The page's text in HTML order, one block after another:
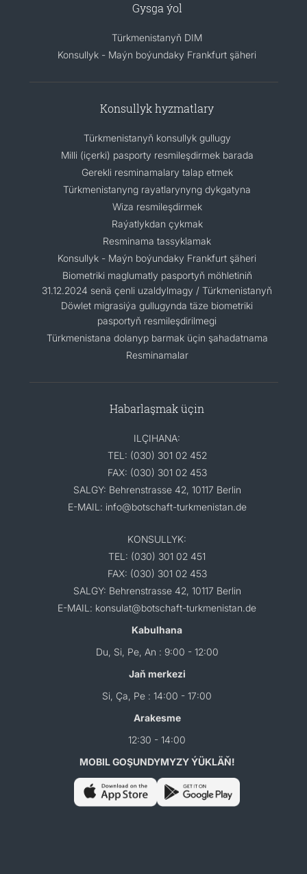
Gysga ýol
Türkmenistanyň DIM
Konsullyk - Maýn boýundaky Frankfurt şäheri
Konsullyk hyzmatlary
Türkmenistanyň konsullyk gullugy
Milli (içerki) pasporty resmileşdirmek barada
Gerekli resminamalary talap etmek
Türkmenistanyng rayatlarynyng dykgatyna
Wiza resmileşdirmek
Raýatlykdan çykmak
Resminama tassyklamak
Konsullyk - Maýn boýundaky Frankfurt şäheri
Biometriki maglumatly pasportyň möhletiniň
31.12.2024 senä çenli uzaldylmagy / Türkmenistanyň
Döwlet migrasiýa gullugynda täze biometriki
pasportyň resmileşdirilmegi
Türkmenistana dolanyp barmak üçin şahadatnama
Resminamalar
Habarlaşmak üçin
ILÇIHANA:
TEL: (030) 301 02 452
FAX: (030) 301 02 453
SALGY: Behrenstrasse 42, 10117 Berlin
E-MAIL: info@botschaft-turkmenistan.de
KONSULLYK:
TEL: (030) 301 02 451
FAX: (030) 301 02 453
SALGY: Behrenstrasse 42, 10117 Berlin
E-MAIL: konsulat@botschaft-turkmenistan.de
Kabulhana
Du, Si, Pe, An : 9:00 - 12:00
Jaň merkezi
Si, Ça, Pe : 14:00 - 17:00
Arakesme
12:30 - 14:00
MOBIL GOŞUNDYMYZY ÝÜKLÄŇ!